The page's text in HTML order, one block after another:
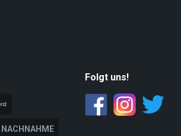
NACHNAHME
Folgt uns!